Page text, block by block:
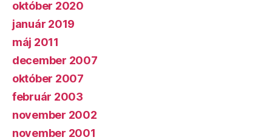
október 2020
január 2019
máj 2011
december 2007
október 2007
február 2003
november 2002
november 2001